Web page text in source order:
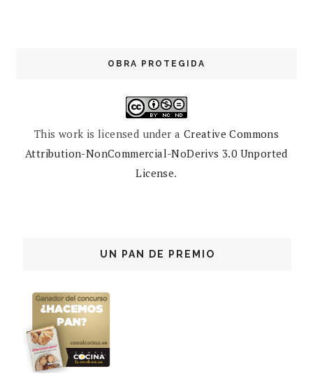
OBRA PROTEGIDA
This work is licensed under a Creative Commons
Attribution-NonCommercial-NoDerivs 3.0 Unported
License.
UN PAN DE PREMIO